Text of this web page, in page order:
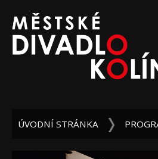
ÚVODNÍ STRÁNKA